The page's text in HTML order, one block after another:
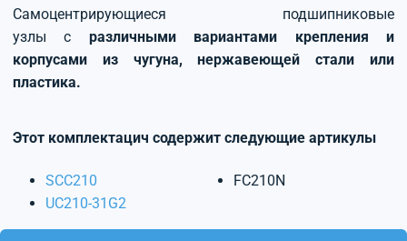
Самоцентрирующиеся подшипниковые
узлы с различными вариантами крепления и
корпусами из чугуна, нержавеющей стали или
пластика.
Этот комплектацич содержит следующие артикулы
SCC210
UC210-31G2
FC210N